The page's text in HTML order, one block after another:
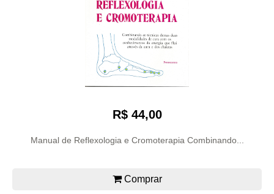
R$ 44,00
Manual de Reflexologia e Cromoterapia Combinando...
Comprar